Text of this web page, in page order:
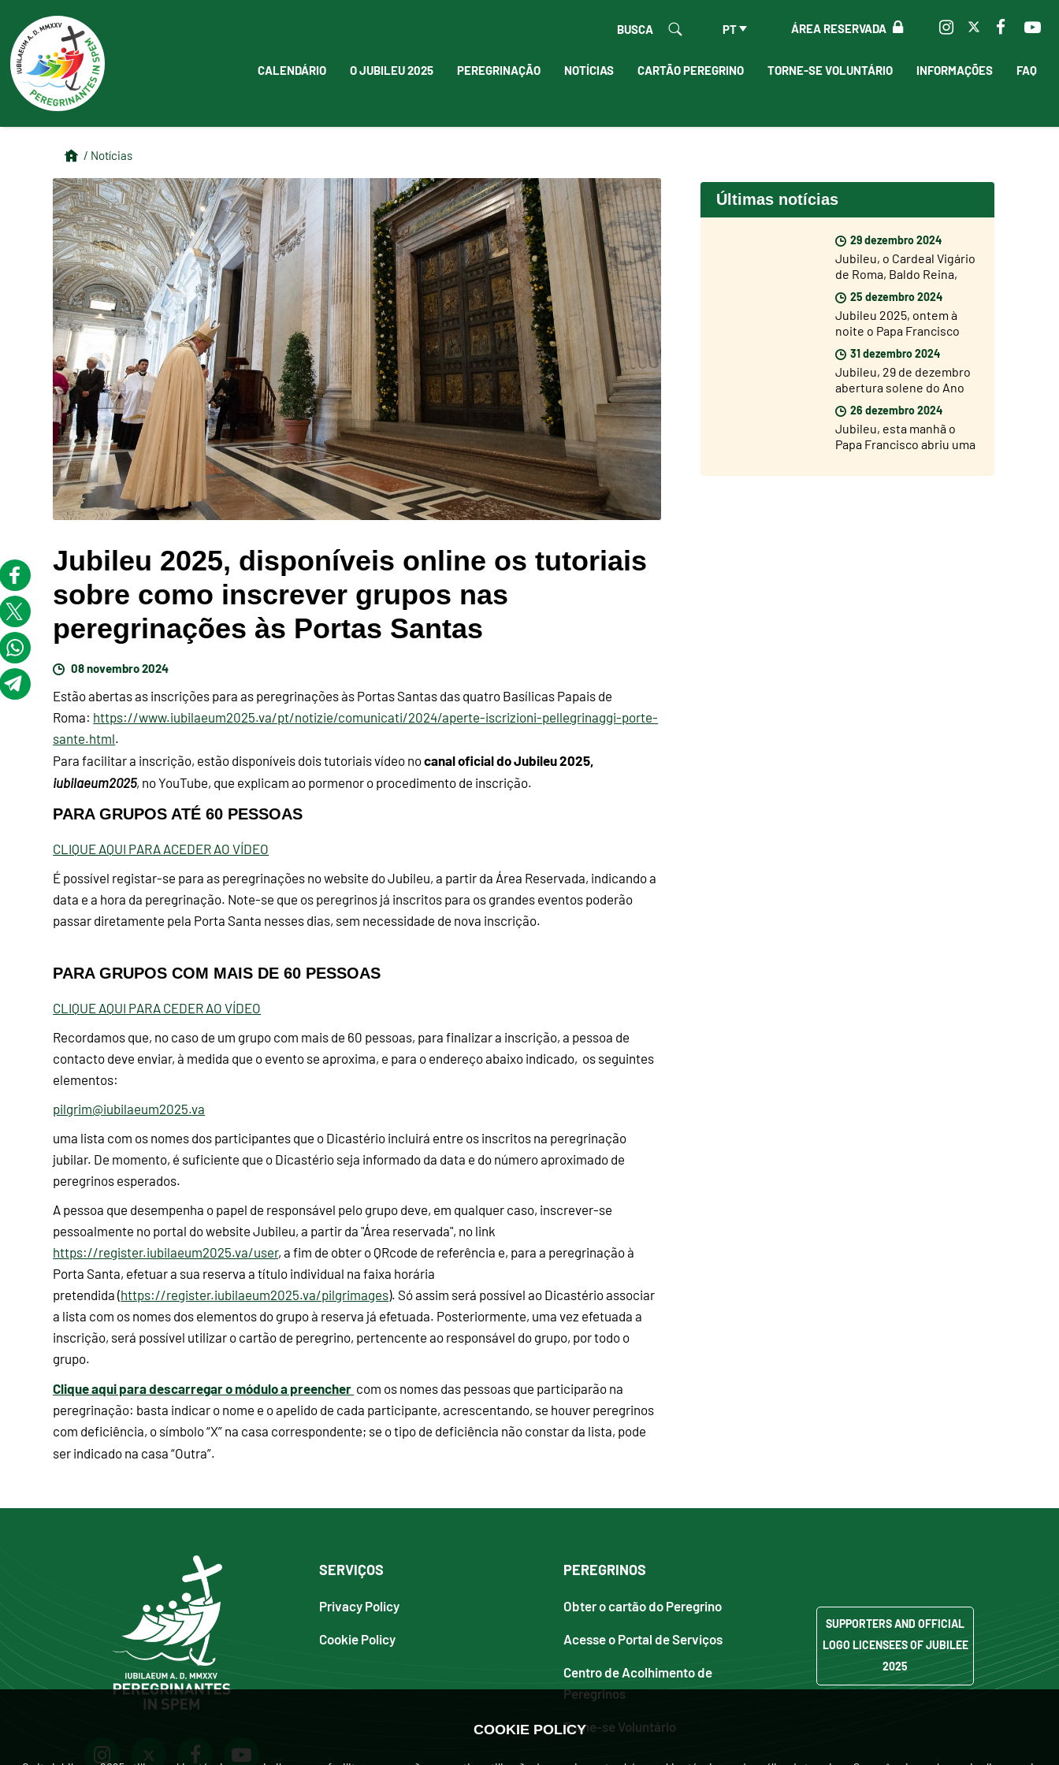
ÁREA RESERVADA
PT
BUSCA
CALENDÁRIO O JUBILEU 2025 PEREGRINAÇÃO NOTÍCIAS CARTÃO PEREGRINO TORNE-SE VOLUNTÁRIO INFORMAÇÕES FAQ
/ Notícias
Jubileu 2025, disponíveis online os tutoriais
sobre como inscrever grupos nas
peregrinações às Portas Santas
08 novembro 2024
Estão abertas as inscrições para as peregrinações às Portas Santas das quatro Basílicas Papais de
Roma: https://www.iubilaeum2025.va/pt/notizie/comunicati/2024/aperte-iscrizioni-pellegrinaggi-porte-
sante.html.
Para facilitar a inscrição, estão disponíveis dois tutoriais vídeo nocanal oficial do Jubileu 2025,
iubilaeum2025, no YouTube, que explicam ao pormenor o procedimento de inscrição.
PARA GRUPOS ATÉ 60 PESSOAS
CLIQUE AQUI PARA ACEDER AO VÍDEO
É possível registar-se para as peregrinações no website do Jubileu, a partir da Área Reservada, indicando a
data e a hora da peregrinação. Note-se que os peregrinos já inscritos para os grandes eventos poderão
passar diretamente pela Porta Santa nesses dias, sem necessidade de nova inscrição.
PARA GRUPOS COM MAIS DE 60 PESSOAS
CLIQUE AQUI PARA CEDER AO VÍDEO
Recordamos que, no caso de um grupo com mais de 60 pessoas, para finalizar a inscrição, a pessoa de
contacto deve enviar, à medida que o evento se aproxima, e para o endereço abaixo indicado, os seguintes
elementos:
pilgrim@iubilaeum2025.va
uma lista com os nomes dos participantes que o Dicastério incluirá entre os inscritos na peregrinação
jubilar. De momento, é suficiente que o Dicastério seja informado da data e do número aproximado de
peregrinos esperados.
A pessoa que desempenha o papel de responsável pelo grupo deve, em qualquer caso, inscrever-se
pessoalmente no portal do website Jubileu, a partir da "Área reservada", no link
https://register.iubilaeum2025.va/user, a fim de obter o QRcode de referência e, para a peregrinação à
Porta Santa, efetuar a sua reserva a título individual na faixa horária
pretendida (https://register.iubilaeum2025.va/pilgrimages). Só assim será possível ao Dicastério associar
a lista com os nomes dos elementos do grupo à reserva já efetuada. Posteriormente, uma vez efetuada a
inscrição, será possível utilizar o cartão de peregrino, pertencente ao responsável do grupo, por todo o
grupo.
Clique aqui para descarregar o módulo a preencher com os nomes das pessoas que participarão na
peregrinação: basta indicar o nome e o apelido de cada participante, acrescentando, se houver peregrinos
com deficiência, o símbolo “X” na casa correspondente; se o tipo de deficiência não constar da lista, pode
ser indicado na casa “Outra”.
Últimas notícias
29 dezembro 2024
Jubileu, o Cardeal Vigário
de Roma, Baldo Reina,
abriu hoje a Porta Santa
de São João de Latrão
25 dezembro 2024
Jubileu 2025, ontem à
noite o Papa Francisco
abriu a Porta Santa da
Basílica de São Pedro
31 dezembro 2024
Jubileu, 29 de dezembro
abertura solene do Ano
Jubilar nas dioceses de
todo o mundo
26 dezembro 2024
Jubileu, esta manhã o
Papa Francisco abriu uma
Rebibbia
SERVIÇOS
Privacy Policy
Cookie Policy
PEREGRINOS
Obter o cartão do Peregrino
Acesse o Portal de Serviços
Centro de Acolhimento de
Peregrinos
Torne-se Voluntário
SUPPORTERS AND OFFICIAL
LOGO LICENSEES OF JUBILEE
2025
COOKIE POLICY